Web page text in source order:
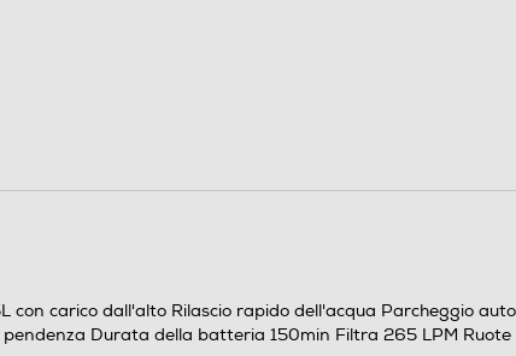
carico dall'alto Rilascio rapido dell'acqua Parcheggio
Durata della batteria 150min Filtra 265 LPM